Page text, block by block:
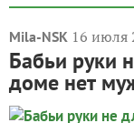
Mila-NSK 16 июля
Бабьи руки
доме нет